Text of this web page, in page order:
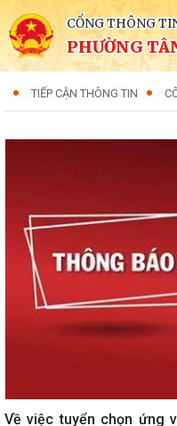
CỔNG THÔNG
PHƯỜNG
TIẾP CẬN THÔNG TIN
Về việc tuyển chọn ứng